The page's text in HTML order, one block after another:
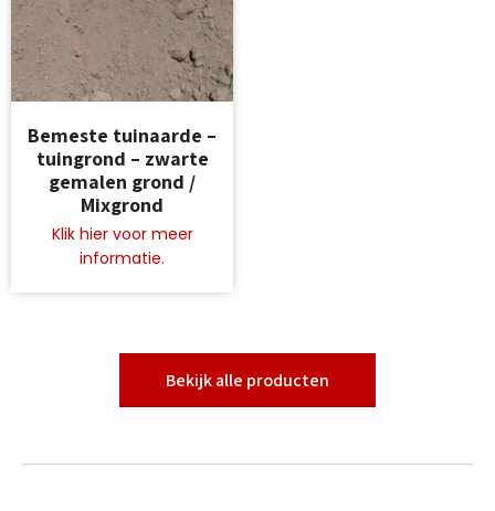
product
heeft
meerdere
productpagina
Bemeste tuinaarde –
tuingrond – zwarte
gemalen grond /
Mixgrond
Bekijk alle producten